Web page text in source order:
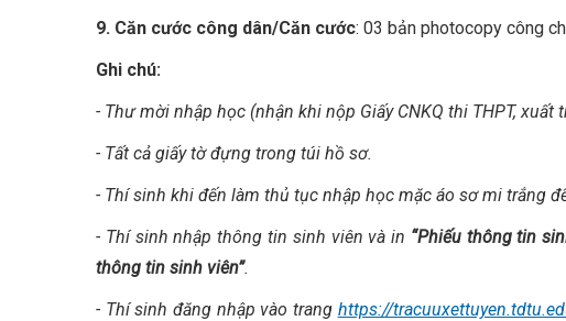
9. Căn cước công dân/Căn cước: 03 bản photocopy công
Ghi chú:
- Thư mời nhập học (nhận khi nộp Giấy CNKQ thi THPT,
- Tất cả giấy tờ đựng trong túi hồ sơ.
- Thí sinh khi đến làm thủ tục nhập học mặc áo sơ mi trắng
- Thí sinh nhập thông tin sinh viên và in “Phiếu thông tin
thông tin sinh viên”.
- Thí sinh đăng nhập vào trang https://